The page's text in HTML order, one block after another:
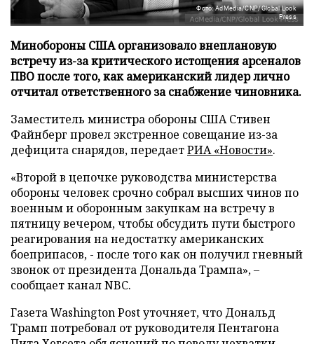
Фото: AdMedia/CNP/Global Look
Press
Минобороны США организовало внеплановую
встречу из-за критического истощения арсеналов
ПВО после того, как американский лидер лично
отчитал ответственного за снабжение чиновника.
Заместитель министра обороны США Стивен
Файнберг провел экстренное совещание из-за
дефицита снарядов, передаетРИА «Новости».
«Второй в цепочке руководства министерства
обороны человек срочно собрал высших чинов по
военным и оборонным закупкам на встречу в
пятницу вечером, чтобы обсудить пути быстрого
реагирования на недостатку американских
боеприпасов, - после того как он получил гневный
звонок от президента Дональда Трампа», –
сообщает канал NBC.
Газета Washington Post уточняет, что Дональд
Трамп потребовал от руководителя Пентагона